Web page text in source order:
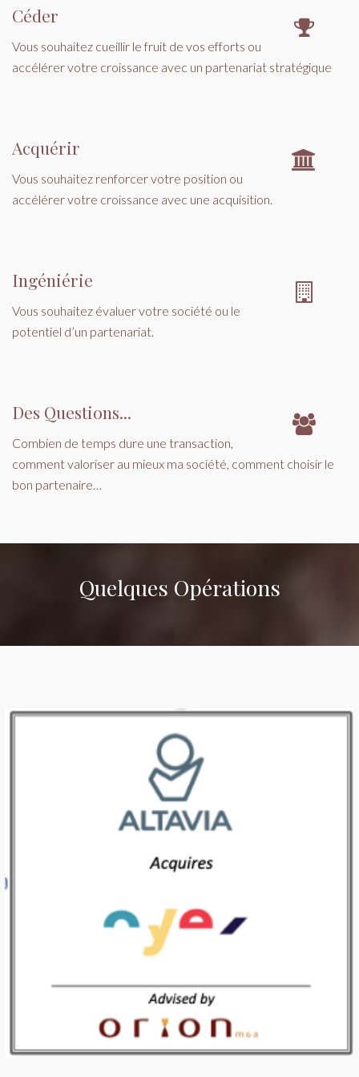
Céder
Vous souhaitez cueillir le fruit de vos efforts ou
accélérer votre croissance avec un partenariat stratégique
Acquérir
Vous souhaitez renforcer votre position ou
accélérer votre croissance avec une acquisition.
Ingéniérie
Vous souhaitez évaluer votre société ou le
potentiel d’un partenariat.
Des Questions...
Combien de temps dure une transaction,
comment valoriser au mieux ma société, comment choisir le
bon partenaire…
Quelques Opérations
ALTAVIA Acquiert l’agence OYEZ